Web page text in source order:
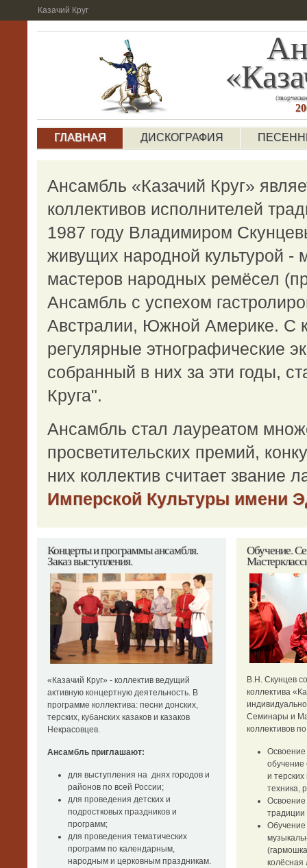
Казачий Круг
ГЛАВНАЯ ДИСКОГРАФИЯ
Ансамбль «Казачий Круг»
коллективов исполнителей
1987 году Владимиром
живущих народной культурой -
мастеров народных ремёсел
Ансамбль с успехом
Австралии, Южной Америке. С
регулярные этнографические
собранный в них за эти годы,
Круга".
Ансамбль стал лауреатом
просветительских премий,
них коллектив считает звание
Имперской Культуры имени
Концертыи программы ансамбля.
Заказ выступления.
«Казачий Круг» - коллектив ведущий
активную концертную деятельность. В
программе коллектива: песни донских,
терских, кубанских казаков и казаков
Некрасовцев.
Ансамбль приглашают:
для выступления на днях городов и
районов по всей России;
для проведения детских и
подростковых праздников и
программ;
для проведения тематических
программ по календарным,
народным и церковным праздникам.
Обучение.
В.Н. Скунцев
коллектива
Семинары и
коллективов
обучение
и терских
техника,
Освоение
традиции
Обучение